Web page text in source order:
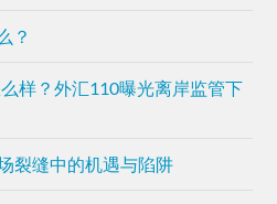
？
样？外汇110曝光离岸监管下
裂缝中的机遇与陷阱